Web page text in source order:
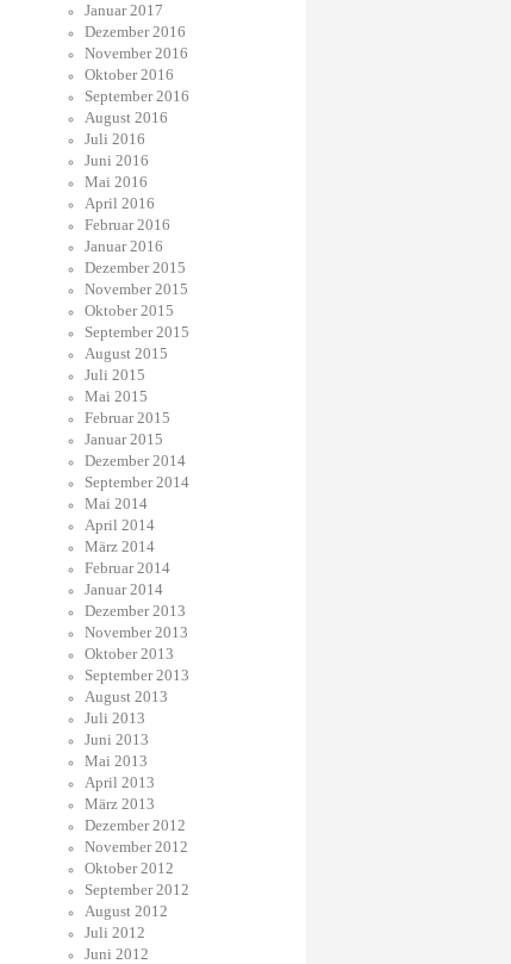
Januar 2017
Dezember 2016
November 2016
Oktober 2016
September 2016
August 2016
Juli 2016
Juni 2016
Mai 2016
April 2016
Februar 2016
Januar 2016
Dezember 2015
November 2015
Oktober 2015
September 2015
August 2015
Juli 2015
Mai 2015
Februar 2015
Januar 2015
Dezember 2014
September 2014
Mai 2014
April 2014
März 2014
Februar 2014
Januar 2014
Dezember 2013
November 2013
Oktober 2013
September 2013
August 2013
Juli 2013
Juni 2013
Mai 2013
April 2013
März 2013
Dezember 2012
November 2012
Oktober 2012
September 2012
August 2012
Juli 2012
Juni 2012